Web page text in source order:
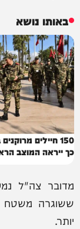
באותו נושא
150 חיילים
כך ייראה המוצב
מדובר צה"ל
ששוגרה משטח
יותר.